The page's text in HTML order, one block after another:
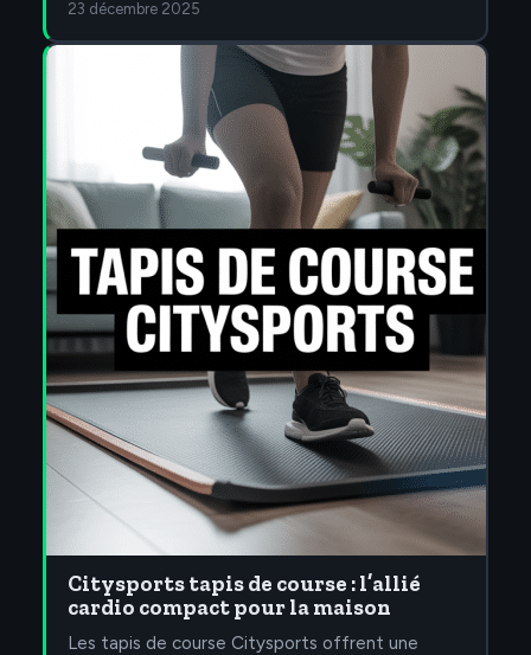
23 décembre 2025
Citysports tapis de course : l’allié
cardio compact pour la maison
Les tapis de course Citysports offrent une